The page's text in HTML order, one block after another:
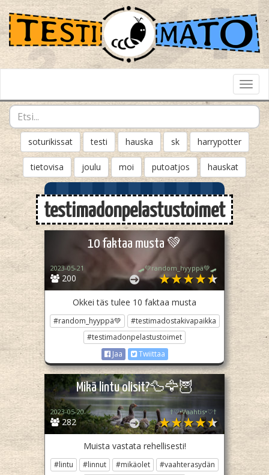
soturikissat testi hauska sk harrypotter
tietovisa joulu moi putoatjos hauskat
testimadonpelastustoimet
10 faktaa musta 💚
200
2023-05-21 🛹💚random_hyyppä💚🛹
Okkei täs tulee 10 faktaa musta
#random_hyyppä💚
#testimadostakivapaikka
#testimadonpelastustoimet
Jaa
Twiittaa
Mikä lintu olisit?🦆🦅🦉
282
2023-05-20 †♡•Vaahtis•♡†
Muista vastata rehellisesti!
#lintu #linnut #mikäolet
#vaahterasydän